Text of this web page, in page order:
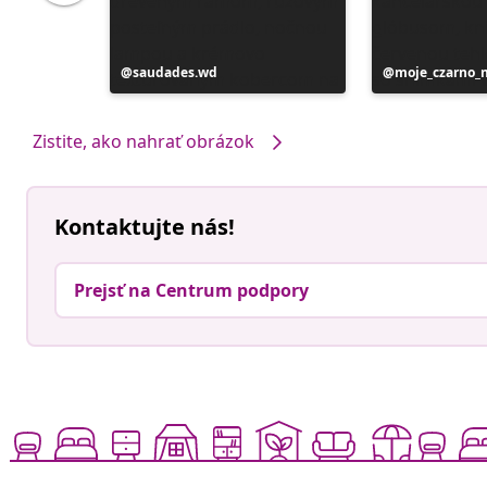
Príspevok
zverejnil
saudades.wd
Príspevok
zverejnil
Zistite, ako nahrať obrázok
Kontaktujte nás!
Prejsť na Centrum podpory